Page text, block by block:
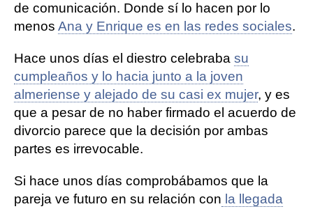
de comunicación. Donde sí lo hacen por lo
menos Ana y Enrique es en las redes sociales.
Hace unos días el diestro celebraba su
cumpleaños y lo hacia junto a la joven
almeriense y alejado de su casi ex mujer, y es
que a pesar de no haber firmado el acuerdo de
divorcio parece que la decisión por ambas
partes es irrevocable.
Si hace unos días comprobábamos que la
pareja ve futuro en su relación con la llegada